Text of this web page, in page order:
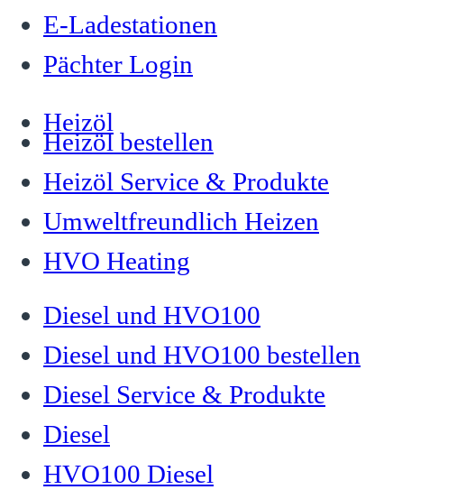
E-Ladestationen
Pächter Login
Heizöl
Heizöl bestellen
Heizöl Service & Produkte
Umweltfreundlich Heizen
HVO Heating
Diesel und HVO100
Diesel und HVO100 bestellen
Diesel Service & Produkte
Diesel
HVO100 Diesel